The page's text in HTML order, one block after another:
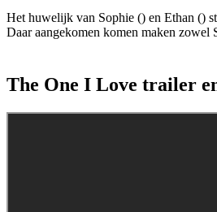
Het huwelijk van Sophie () en Ethan ()
Daar aangekomen komen maken zowel
The One I Love trailer